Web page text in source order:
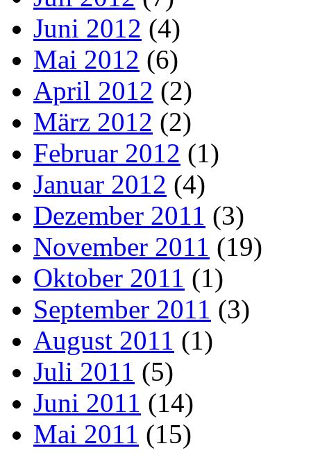
Juni 2012 (4)
Mai 2012 (6)
April 2012 (2)
März 2012 (2)
Februar 2012 (1)
Januar 2012 (4)
Dezember 2011 (3)
November 2011 (19)
Oktober 2011 (1)
September 2011 (3)
August 2011 (1)
Juli 2011 (5)
Juni 2011 (14)
Mai 2011 (15)